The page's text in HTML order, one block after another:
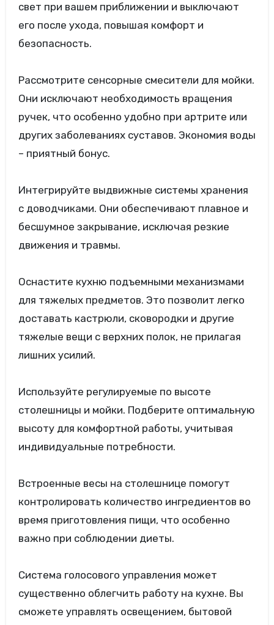
свет при вашем приближении и выключают
его после ухода, повышая комфорт и
безопасность.
Рассмотрите сенсорные смесители для мойки.
Они исключают необходимость вращения
ручек, что особенно удобно при артрите или
других заболеваниях суставов. Экономия воды
– приятный бонус.
Интегрируйте выдвижные системы хранения
с доводчиками. Они обеспечивают плавное и
бесшумное закрывание, исключая резкие
движения и травмы.
Оснастите кухню подъемными механизмами
для тяжелых предметов. Это позволит легко
доставать кастрюли, сковородки и другие
тяжелые вещи с верхних полок, не прилагая
лишних усилий.
Используйте регулируемые по высоте
столешницы и мойки. Подберите оптимальную
высоту для комфортной работы, учитывая
индивидуальные потребности.
Встроенные весы на столешнице помогут
контролировать количество ингредиентов во
время приготовления пищи, что особенно
важно при соблюдении диеты.
Система голосового управления может
существенно облегчить работу на кухне. Вы
сможете управлять освещением, бытовой